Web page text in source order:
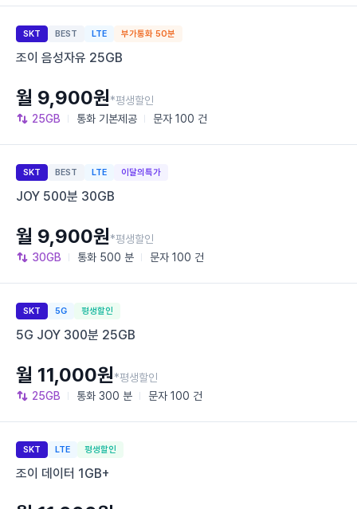
SKT BEST LTE 부가통화 50분
조이 음성자유 25GB
25GB 통화 기본제공 문자 100 건
월 9,900원*평생할인
SKT BEST LTE 이달의특가
JOY 500분 30GB
30GB 통화 500 분 문자 100 건
월 9,900원*평생할인
SKT 5G 평생할인
5G JOY 300분 25GB
25GB 통화 300 분 문자 100 건
월 11,000원*평생할인
SKT LTE 평생할인
조이 데이터 1GB+